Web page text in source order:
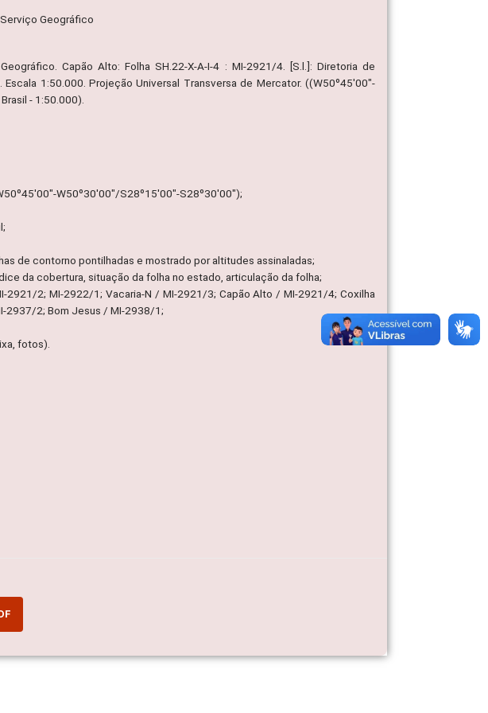
Geográfico
Capão Alto: Folha SH.22-X-A-I-4 : MI-2921/4. [S.l.]: Diretoria de
1:50.000. Projeção Universal Transversa de Mercator. ((W50º45'00"-
- 1:50.000).
W50º30'00"/S28º15'00"-S28º30'00");
de contorno pontilhadas e mostrado por altitudes assinaladas;
da cobertura, situação da folha no estado, articulação da folha;
2; MI-2922/1; Vacaria-N / MI-2921/3; Capão Alto / MI-2921/4; Coxilha
2937/2; Bom Jesus / MI-2938/1;
fotos).